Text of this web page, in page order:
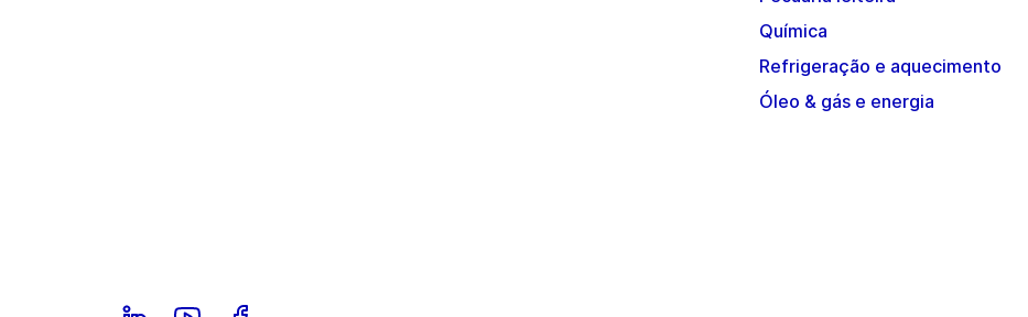
Química
Refrigeração e aquecimento
Óleo & gás e energia